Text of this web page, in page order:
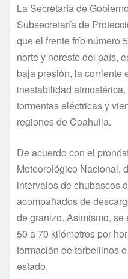
La Secretaría de
Subsecretaría de
que el frente frío número
norte y noreste del país,
baja presión, la corriente
inestabilidad
tormentas eléctricas y
regiones de Coahuila.
De acuerdo con el
Meteorológico Nacional,
intervalos de chubascos
acompañados de
de granizo. Asimismo,
50 a 70 kilómetros por
formación de torbellinos
estado.